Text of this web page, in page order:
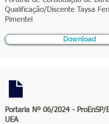
Qualificação/Discente Taysa
Pimentel
Download
Portaria Nº 06/2024 - ProEnSP/
UEA